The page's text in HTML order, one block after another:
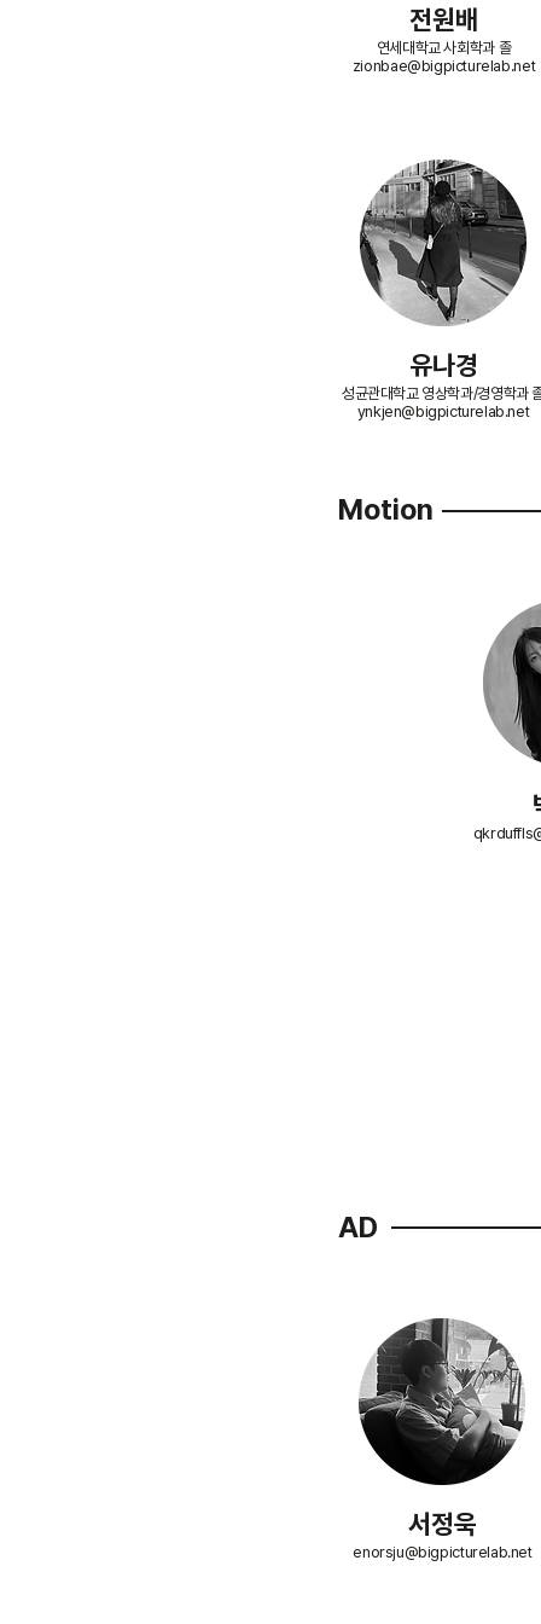
​전원배
연세대학교 사회학과 졸
zionbae@bigpicturelab.net
​유나경
성균관대학교 영상학과/경영학과
ynkjen@bigpicturelab.net
Motion
AD
​서정욱
enorsju@bigpicturelab.net